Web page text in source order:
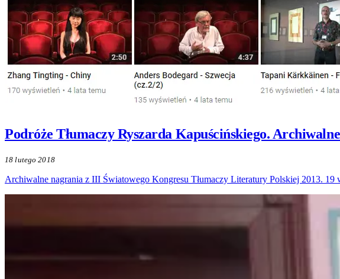
Podróże Tłumaczy Ryszarda Kapuścińskiego.
18 lutego 2018
Archiwalne nagrania z III Światowego Kongresu Tłumaczy Literatury Polskiej 2013. 19